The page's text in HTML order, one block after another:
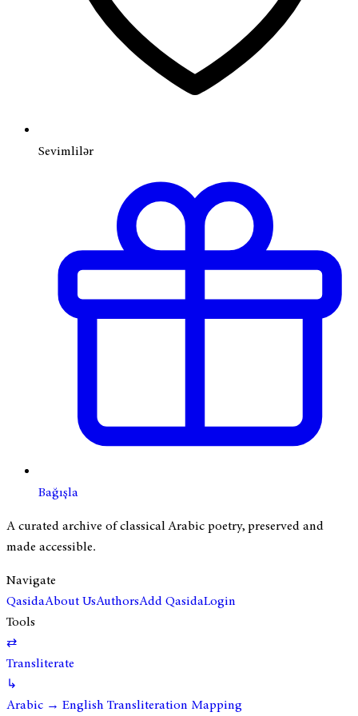
Sevimlilər
Bağışla
A curated archive of classical Arabic poetry, preserved and
made accessible.
Navigate
QasidaAbout UsAuthorsAdd QasidaLogin
Tools
⇄
Transliterate
↳
Arabic → English Transliteration Mapping